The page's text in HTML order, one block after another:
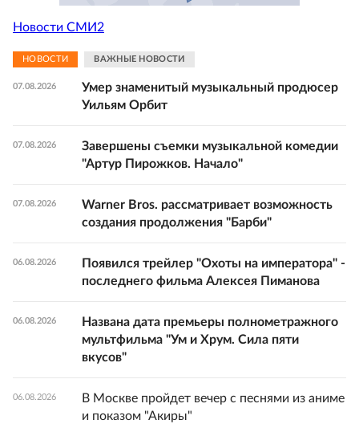
Новости СМИ2
НОВОСТИ ВАЖНЫЕ НОВОСТИ
07.08.2026
Умер знаменитый музыкальный продюсер
Уильям Орбит
07.08.2026
Завершены съемки музыкальной комедии
"Артур Пирожков. Начало"
07.08.2026
Warner Bros. рассматривает возможность
создания продолжения "Барби"
06.08.2026
Появился трейлер "Охоты на императора" -
последнего фильма Алексея Пиманова
06.08.2026
Названа дата премьеры полнометражного
мультфильма "Ум и Хрум. Сила пяти
вкусов"
06.08.2026
В Москве пройдет вечер с песнями из аниме
и показом "Акиры"